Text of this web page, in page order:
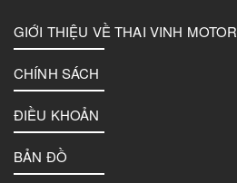
GIỚI THIỆU VỀ THAI VINH MOTOR
CHÍNH SÁCH
ĐIỀU KHOẢN
BẢN ĐỒ